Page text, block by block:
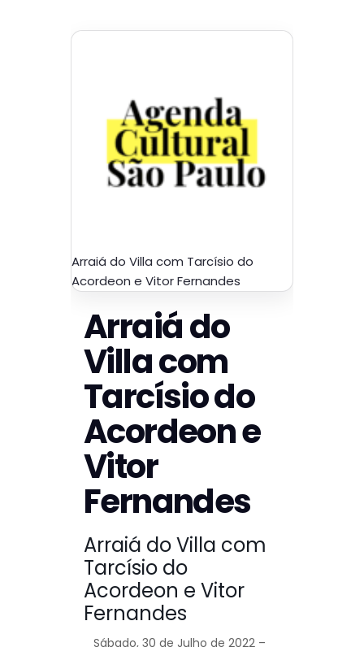
Arraiá do Villa com Tarcísio do
Acordeon e Vitor Fernandes
Arraiá do
Villa com
Tarcísio do
Acordeon e
Vitor
Fernandes
Arraiá do Villa com
Tarcísio do
Acordeon e Vitor
Fernandes
Sábado, 30 de Julho de 2022 –